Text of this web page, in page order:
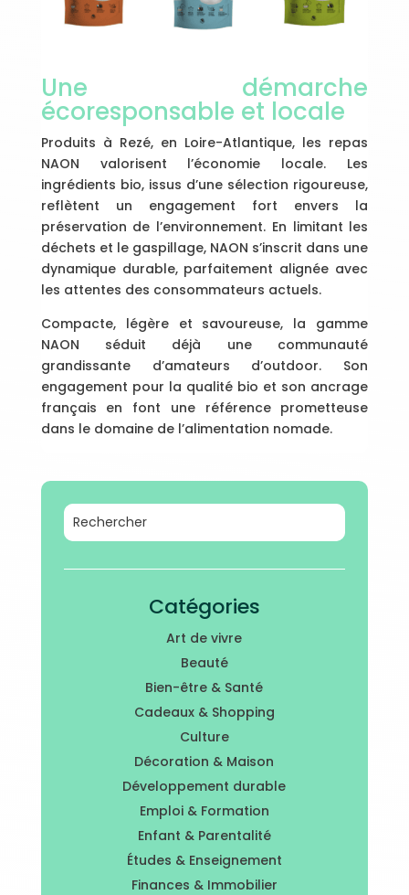
Une démarche
écoresponsable et locale
Produits à Rezé, en Loire-Atlantique, les repas
NAON valorisent l’économie locale. Les
ingrédients bio, issus d’une sélection rigoureuse,
reflètent un engagement fort envers la
préservation de l’environnement. En limitant les
déchets et le gaspillage, NAON s’inscrit dans une
dynamique durable, parfaitement alignée avec
les attentes des consommateurs actuels.
Compacte, légère et savoureuse, la gamme
NAON séduit déjà une communauté
grandissante d’amateurs d’outdoor. Son
engagement pour la qualité bio et son ancrage
français en font une référence prometteuse
dans le domaine de l’alimentation nomade.
Catégories
Art de vivre
Beauté
Bien-être & Santé
Cadeaux & Shopping
Culture
Décoration & Maison
Développement durable
Emploi & Formation
Enfant & Parentalité
Études & Enseignement
Finances & Immobilier